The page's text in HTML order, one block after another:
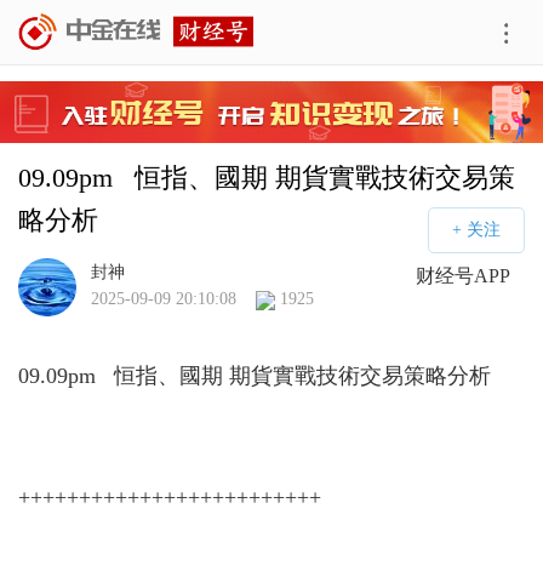
09.09pm   恒指、國期 期貨實戰技術交易策
略分析
财经号APP
封神
2025-09-09 20:10:08
1925
09.09pm 恒指、國期 期貨實戰技術交易策略分析
+++++++++++++++++++++++++